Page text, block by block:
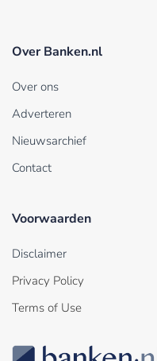
Over Banken.nl
Over ons
Adverteren
Nieuwsarchief
Contact
Voorwaarden
Disclaimer
Privacy Policy
Terms of Use